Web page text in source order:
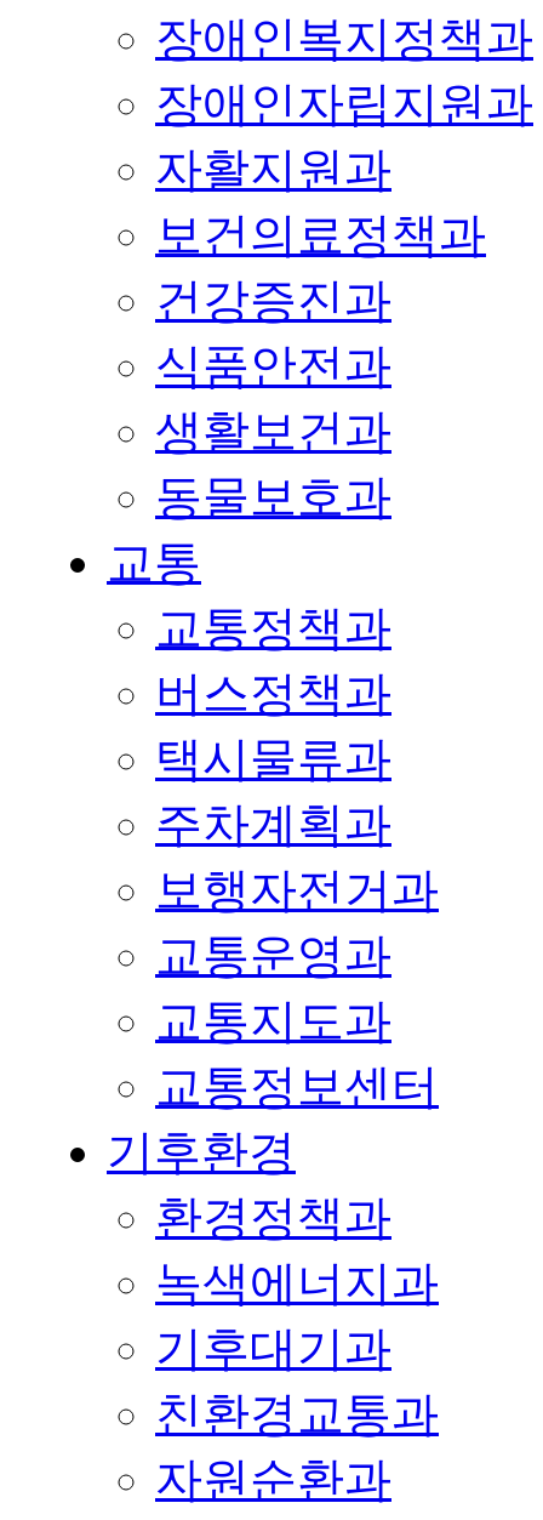
장애인복지정책과
장애인자립지원과
자활지원과
보건의료정책과
건강증진과
식품안전과
생활보건과
동물보호과
교통
교통정책과
버스정책과
택시물류과
주차계획과
보행자전거과
교통운영과
교통지도과
교통정보센터
기후환경
환경정책과
녹색에너지과
기후대기과
친환경교통과
자원순환과